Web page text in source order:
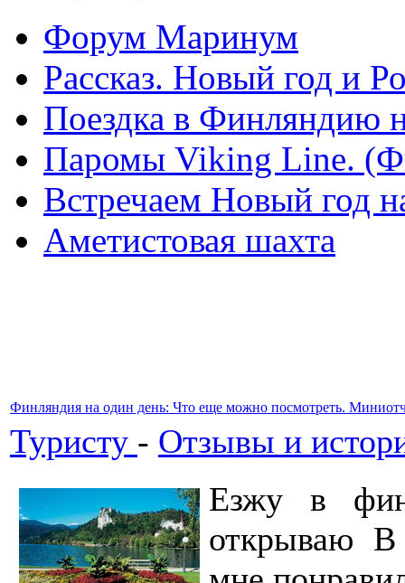
Форум Маринум
Рассказ. Новый год и
Поездка в Финляндию
Паромы Viking Line.
Встречаем Новый год
Аметистовая шахта
Финляндия на один день: Что еще можно посмотреть.
Туристу - Отзывы и
Езжу в
открываю В